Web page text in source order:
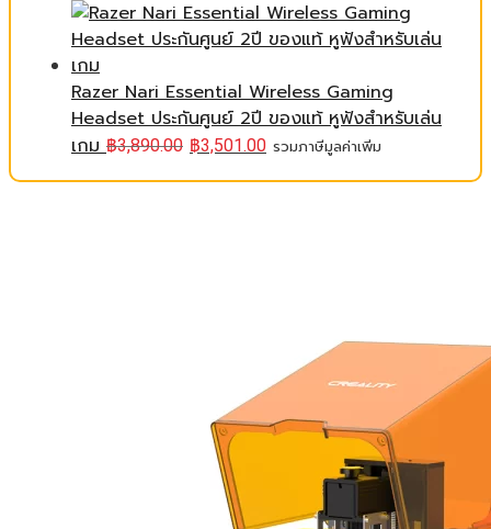
Razer Nari Essential Wireless Gaming
Headset ประกันศูนย์ 2ปี ของแท้ หูฟังสำหรับเล่น
เกม ฿3,890.00 ฿3,501.00 รวมภาษีมูลค่าเพิ่ม